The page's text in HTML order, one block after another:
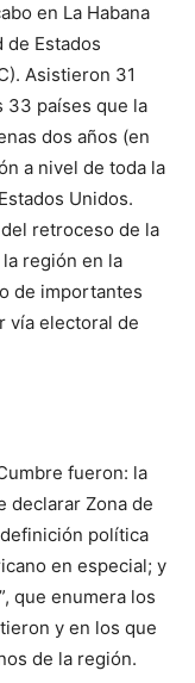
en La Habana
de Estados
Asistieron 31
33 países que la
dos años (en
a nivel de toda la
Unidos.
retroceso de la
región en la
de importantes
vía electoral de
fueron: la
declarar Zona de
política
en especial; y
que enumera los
y en los que
de la región.